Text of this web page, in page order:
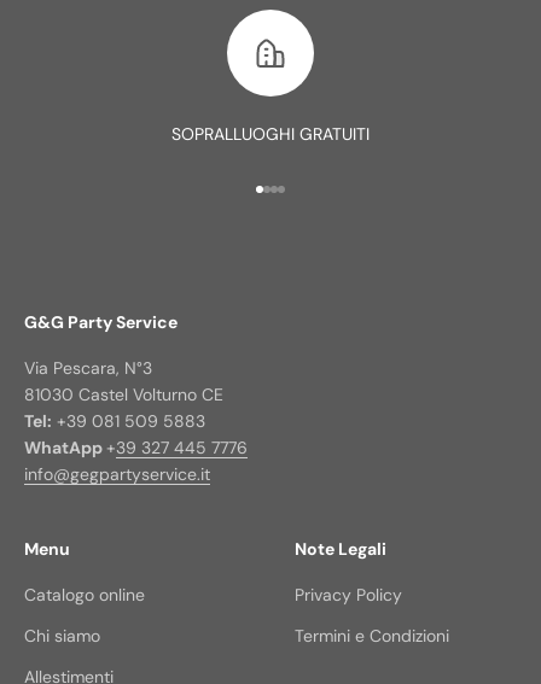
SOPRALLUOGHI GRATUITI
G&G Party Service
Via Pescara, N°3
81030 Castel Volturno CE
Tel: +39 081 509 5883
WhatApp +39 327 445 7776
info@gegpartyservice.it
Menu
Catalogo online
Chi siamo
Allestimenti
Note Legali
Privacy Policy
Termini e Condizioni